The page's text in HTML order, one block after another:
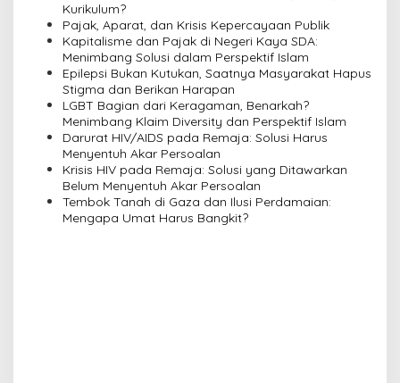
Kurikulum?
Pajak, Aparat, dan Krisis Kepercayaan Publik
Kapitalisme dan Pajak di Negeri Kaya SDA:
Menimbang Solusi dalam Perspektif Islam
Epilepsi Bukan Kutukan, Saatnya Masyarakat Hapus
Stigma dan Berikan Harapan
LGBT Bagian dari Keragaman, Benarkah?
Menimbang Klaim Diversity dan Perspektif Islam
Darurat HIV/AIDS pada Remaja: Solusi Harus
Menyentuh Akar Persoalan
Krisis HIV pada Remaja: Solusi yang Ditawarkan
Belum Menyentuh Akar Persoalan
Tembok Tanah di Gaza dan Ilusi Perdamaian:
Mengapa Umat Harus Bangkit?